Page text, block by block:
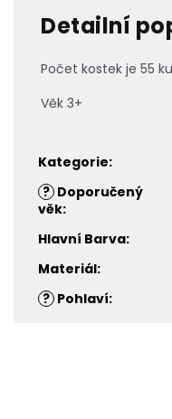
Detailní
Počet kostek je 55
Věk 3+
Kategorie:
? Doporučený
věk:
Hlavní Barva:
Materiál:
? Pohlaví: